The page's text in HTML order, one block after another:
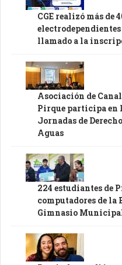
CGE realizó más de
llamado a la
Asociación de
Pirque participa en
Jornadas de
Aguas
224 estudiantes de
computadores de la
Gimnasio